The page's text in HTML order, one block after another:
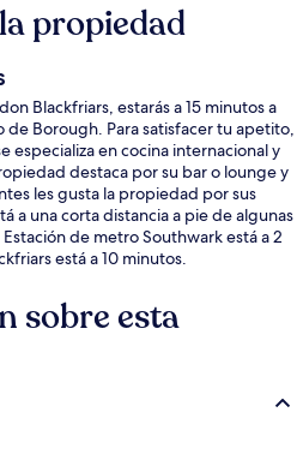
propiedad
Blackfriars, estarás a 15 minutos a
de Borough. Para satisfacer tu apetito,
especializa en cocina internacional y
destaca por su bar o lounge y
les gusta la propiedad por sus
a una corta distancia a pie de algunas
de metro Southwark está a 2
está a 10 minutos.
sobre esta